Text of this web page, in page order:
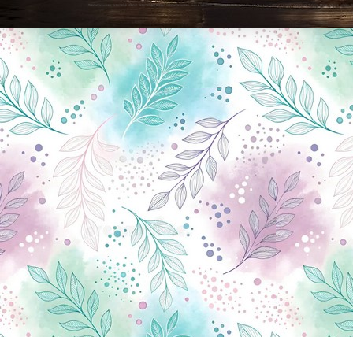
Новини Чернігова, Чернігівські новини, Чернігівський формат, новини Чернігова, події в Чернігові: політика, економіка, аналітика, культура, відеоновини, екологія, спортивний Чернігів, туризм, Чернігів